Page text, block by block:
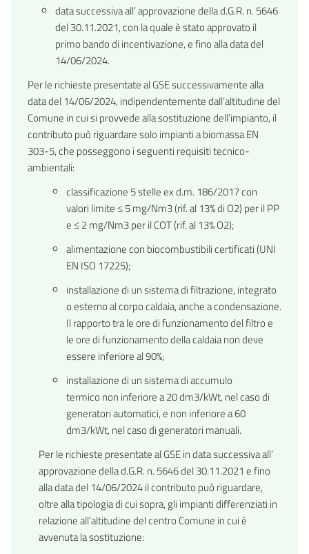
data successiva all’ approvazione della d.G.R. n. 5646
del 30.11.2021, con la quale è stato approvato il
primo bando di incentivazione, e fino alla data del
14/06/2024.
Per le richieste presentate al GSE successivamente alla
data del 14/06/2024, indipendentemente dall’altitudine del
Comune in cui si provvede alla sostituzione dell’impianto, il
contributo può riguardare solo impianti a biomassa EN
303-5, che posseggono i seguenti requisiti tecnico-
ambientali:
classificazione 5 stelle ex d.m. 186/2017 con
valori limite ≤ 5 mg/Nm3 (rif. al 13% di O2) per il PP
e ≤ 2 mg/Nm3 per il COT (rif. al 13% O2);
alimentazione con biocombustibili certificati (UNI
EN ISO 17225);
installazione di un sistema di filtrazione, integrato
o esterno al corpo caldaia, anche a condensazione.
Il rapporto tra le ore di funzionamento del filtro e
le ore di funzionamento della caldaia non deve
essere inferiore al 90%;
installazione di un sistema di accumulo
termico non inferiore a 20 dm3/kWt, nel caso di
generatori automatici, e non inferiore a 60
dm3/kWt, nel caso di generatori manuali.
Per le richieste presentate al GSE indata successiva all’
approvazione della d.G.R. n. 5646 del 30.11.2021 e fino
alla data del 14/06/2024il contributo può riguardare,
oltre alla tipologia di cui sopra, gli impianti differenziati in
relazione all’altitudine del centro Comune in cui è
avvenuta la sostituzione: